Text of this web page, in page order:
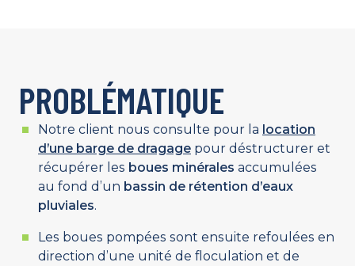
PROBLÉMATIQUE
Notre client nous consulte pour la location
d’une barge de dragage pour déstructurer et
récupérer les boues minérales accumulées
au fond d’un bassin de rétention d’eaux
pluviales.
Les boues pompées sont ensuite refoulées en
direction d’une unité de floculation et de